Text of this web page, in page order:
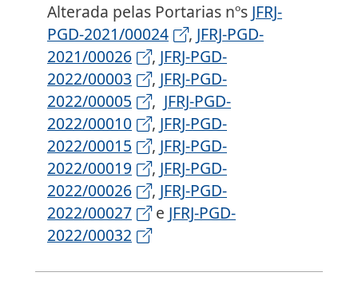
Alterada pelas Portarias nºs JFRJ-
PGD-2021/00024
, JFRJ-PGD-
2021/00026
, JFRJ-PGD-
2022/00003
, JFRJ-PGD-
2022/00005
, JFRJ-PGD-
2022/00010
, JFRJ-PGD-
2022/00015
, JFRJ-PGD-
2022/00019
, JFRJ-PGD-
2022/00026
, JFRJ-PGD-
2022/00027
e JFRJ-PGD-
2022/00032